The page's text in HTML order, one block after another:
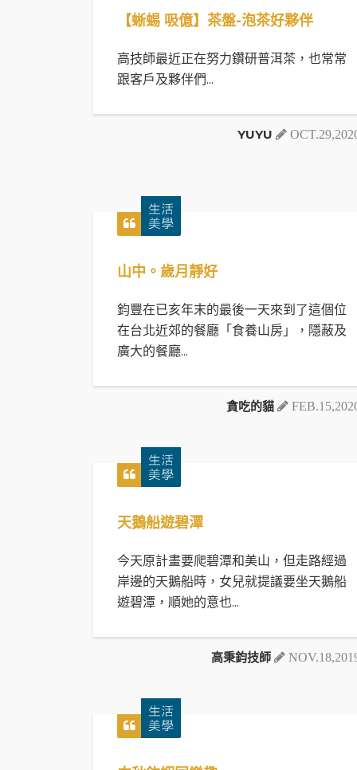
【蜥蜴 吸億】茶盤-泡茶好夥伴
高技師最近正在努力鑽研普洱茶，也常常
跟客戶及夥伴們...
YUYU
山中。歲月靜好
鈞豐在已亥年末的最後一天來到了這個位
在台北近郊的餐廳「食養山房」，隱蔽及
廣大的餐廳...
貪吃的貓
天鵝船遊碧潭
今天原計畫要爬碧潭和美山，但走路經過
岸邊的天鵝船時，女兒就提議要坐天鵝船
遊碧潭，順她的意也...
高秉鈞技師